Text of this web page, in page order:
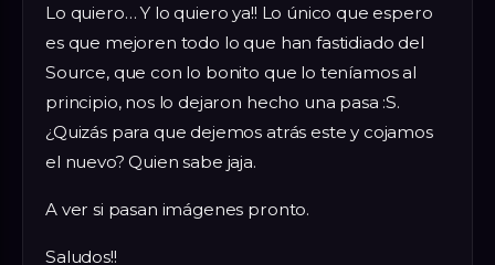
Lo quiero… Y lo quiero ya!! Lo único que espero
es que mejoren todo lo que han fastidiado del
Source, que con lo bonito que lo teníamos al
principio, nos lo dejaron hecho una pasa :S.
¿Quizás para que dejemos atrás este y cojamos
el nuevo? Quien sabe jaja.
A ver si pasan imágenes pronto.
Saludos!!